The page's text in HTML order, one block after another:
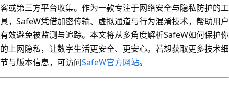
客或第三方平台收集。作为一款专注于网络安全与隐私防护的工
具，SafeW凭借加密传输、虚拟通道与行为混淆技术，帮助用户
有效避免被监测与追踪。本文将从多角度解析SafeW如何保护你
的上网隐私，让数字生活更安全、更安心。若想获取更多技术细
节与版本信息，可访问SafeW官方网站。